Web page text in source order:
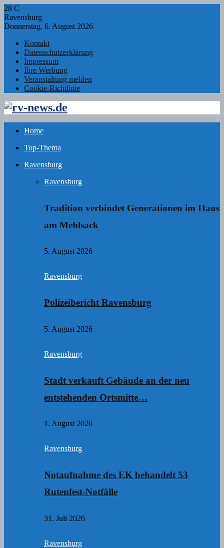
28 C
Ravensburg
Donnerstag, 6. August 2026
Kontakt
Datenschutzerklärung
Impressum
Ihre Werbung
Veranstaltung melden
Cookie-Richtlinie
Facebook
Twitter
Instagram
Email
Rss
Home
Top-Thema
Ravensburg
Ravensburg
Tradition verbindet Generationen im Haus
am Mehlsack
5. August 2026
Ravensburg
Polizeibericht Ravensburg
5. August 2026
Ravensburg
Stadt verkauft Gebäude an der neu
entstehenden Ortsmitte…
1. August 2026
Ravensburg
Notaufnahme des EK behandelt 53
Rutenfest-Notfälle
31. Juli 2026
Ravensburg